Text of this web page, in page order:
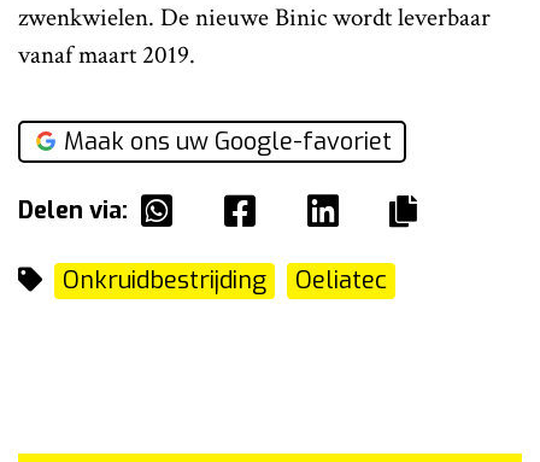
zwenkwielen. De nieuwe Binic wordt leverbaar
vanaf maart 2019.
Maak ons uw Google-favoriet
Delen via:
Onkruidbestrijding Oeliatec